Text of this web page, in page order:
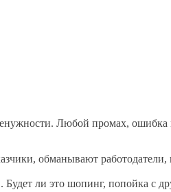
Любой промах, ошибка
обманывают
ли это шопинг, попойка с